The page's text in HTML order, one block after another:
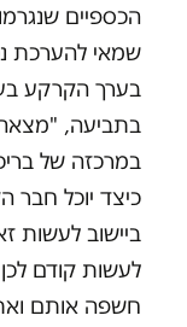
הכספיים
שמאי להערכת
בערך הקרקע
בתביעה,
במרכזה של
כיצד יוכל חבר
ביישוב לעשות
לעשות קודם
חשפה אותם